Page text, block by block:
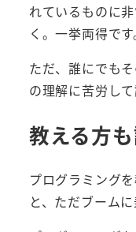
れているものに
く。一挙両得です
ただ、誰にでも
の理解に苦労し
教える方
プログラミング
と、ただブーム